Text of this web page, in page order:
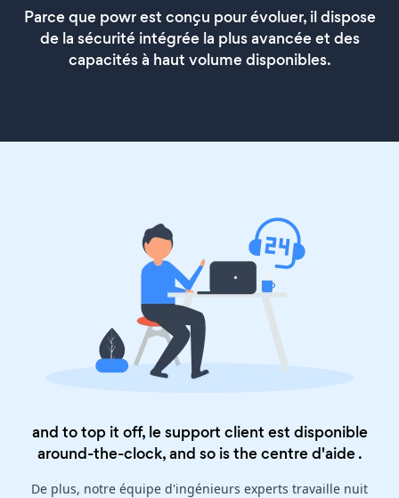
Parce que powr est conçu pour évoluer, il dispose
de la sécurité intégrée la plus avancée et des
capacités à haut volume disponibles.
and to top it off, le support client est disponible
around-the-clock, and so is thecentre d'aide.
De plus, notre équipe d'ingénieurs experts travaille nuit